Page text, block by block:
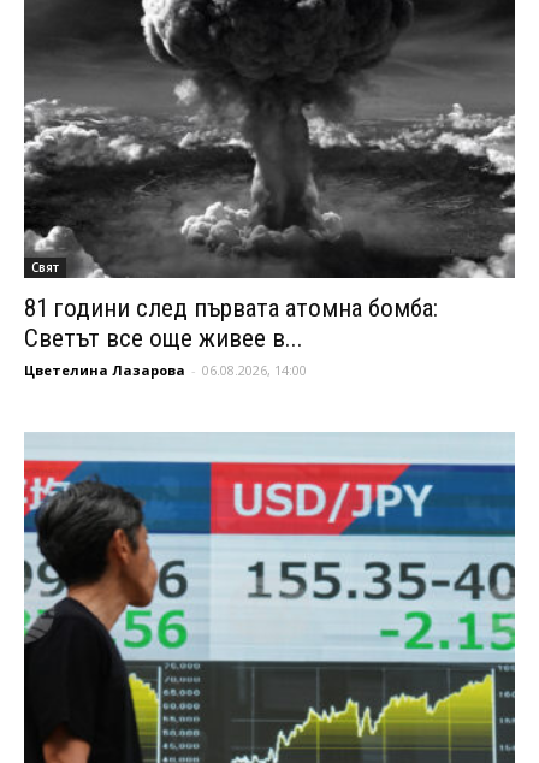
Свят
81 години след първата атомна бомба:
Светът все още живее в...
Цветелина Лазарова - 06.08.2026, 14:00